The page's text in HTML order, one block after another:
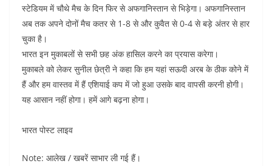
स्टेडियम में चौथे मैच के दिन फिर से अफगानिस्तान से भिड़ेगा। अफगानिस्तान
अब तक अपने दोनों मैच कतर से 1-8 से और कुवैत से 0-4 से बड़े अंतर से हार
चुका है।
भारत इन मुकाबलों से सभी छह अंक हासिल करने का प्रयास करेगा।
मुकाबले को लेकर सुनील छेत्री ने कहा कि हम यहां सऊदी अरब के ठीक कोने में
हैं और हम वास्तव में हैं एशियाई कप में जो हुआ उसके बाद वापसी करनी होगी।
यह आसान नहीं होगा। हमें आगे बढ़ना होगा।
भारत पोस्ट लाइव
Note: आलेख / खबरें साभार ली गई हैं।